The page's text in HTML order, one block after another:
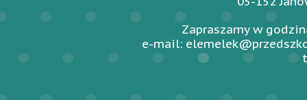
Zapraszamy w
e-mail: